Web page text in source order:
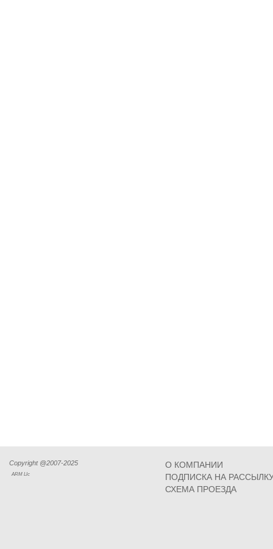
Copyright @2007-2025
ARM Llc
О КОМПАНИИ
ПОДПИСКА НА
СХЕМА ПРОЕЗДА